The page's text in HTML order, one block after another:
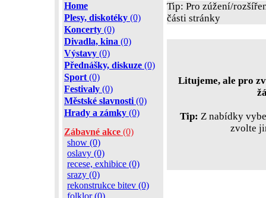
Home
Plesy, diskotéky (0)
Koncerty (0)
Divadla, kina (0)
Výstavy (0)
Přednášky, diskuze (0)
Sport (0)
Festivaly (0)
Městské slavnosti (0)
Hrady a zámky (0)
Zábavné akce (0)
show (0)
oslavy (0)
recese, exhibice (0)
srazy (0)
rekonstrukce bitev (0)
folklor (0)
Tip: Pro zúžení/
části stránky
Litujeme, ale pro
Tip: Z nabídky
zvolte